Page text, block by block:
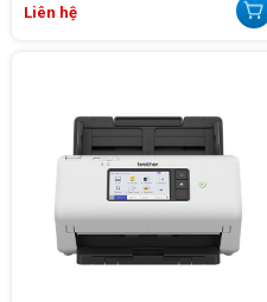
Liên hệ